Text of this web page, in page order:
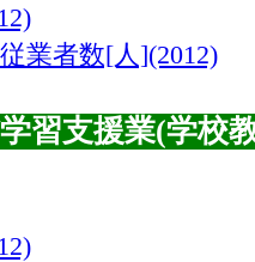
業者数[人](2012)
習支援業(学校